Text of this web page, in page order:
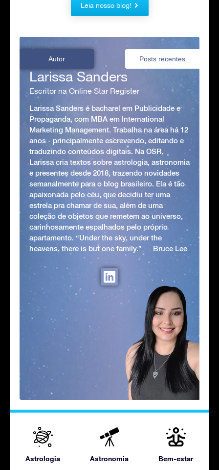
Leia nosso blog!
Autor Posts recentes
Larissa Sanders
Escritor na Online Star Register
Larissa Sanders é bacharel em Publicidade e
Propaganda, com MBA em International
Marketing Management. Trabalha na área há 12
anos - principalmente escrevendo, editando e
traduzindo conteúdos digitais. Na OSR,
Larissa cria textos sobre astrologia, astronomia
e presentes desde 2018, trazendo novidades
semanalmente para o blog brasileiro. Ela é tão
apaixonada pelo céu, que decidiu ter uma
estrela pra chamar de sua, além de uma
coleção de objetos que remetem ao universo,
carinhosamente espalhados pelo próprio
apartamento. “Under the sky, under the
heavens, there is but one family.” ― Bruce Lee
Astrologia Astronomia Bem-estar